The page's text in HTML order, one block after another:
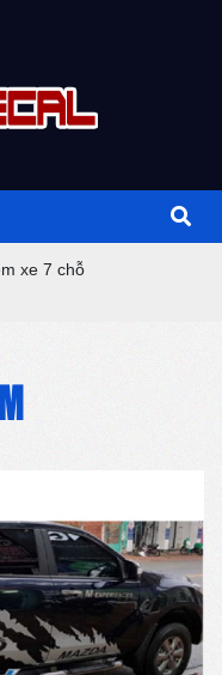
xe 7 chỗ